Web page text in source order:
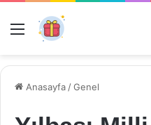
Menü
Anasayfa /Genel